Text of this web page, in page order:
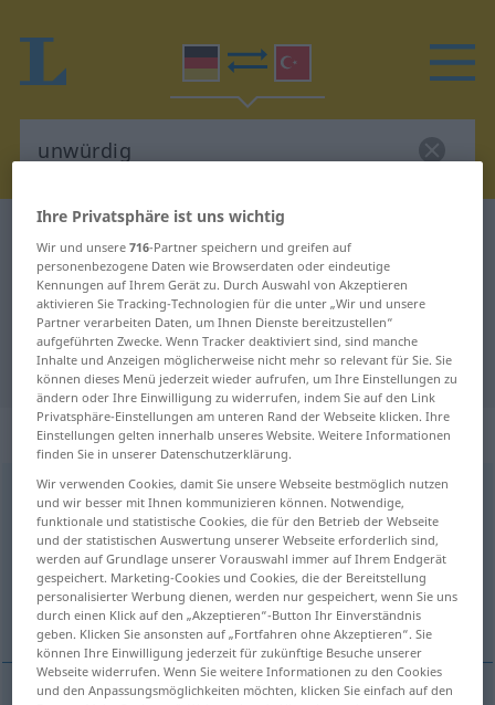
Deutsch-Türkisch Übersetzung für
"unwürdig"
"unwürdig" Türkisch Übersetzung
„unwürdig“: Adjektiv, adjektivisch
unwürdigadj
Übersicht aller Übersetzungen
(Für mehr Details die Übersetzung anklicken/antippen)
layık olmayan, yaraşmayan
Ihre Privatsphäre ist uns wichtig
Wir und unsere716-Partner speichern und greifen auf
personenbezogene Daten wie Browserdaten oder eindeutige
Kennungen auf Ihrem Gerät zu. Durch Auswahl von Akzeptieren
aktivieren Sie Tracking-Technologien für die unter „Wir und unsere
Partner verarbeiten Daten, um Ihnen Dienste bereitzustellen“
aufgeführten Zwecke. Wenn Tracker deaktiviert sind, sind manche
Inhalte und Anzeigen möglicherweise nicht mehr so relevant für Sie. Sie
können dieses Menü jederzeit wieder aufrufen, um Ihre Einstellungen zu
ändern oder Ihre Einwilligung zu widerrufen, indem Sie auf den Link
Privatsphäre-Einstellungen am unteren Rand der Webseite klicken. Ihre
Einstellungen gelten innerhalb unseres Website. Weitere Informationen
finden Sie in unserer Datenschutzerklärung.
Wir verwenden Cookies, damit Sie unsere Webseite bestmöglich nutzen
und wir besser mit Ihnen kommunizieren können. Notwendige,
funktionale und statistische Cookies, die für den Betrieb der Webseite
und der statistischen Auswertung unserer Webseite erforderlich sind,
werden auf Grundlage unserer Vorauswahl immer auf Ihrem Endgerät
gespeichert. Marketing-Cookies und Cookies, die der Bereitstellung
personalisierter Werbung dienen, werden nur gespeichert, wenn Sie uns
durch einen Klick auf den „Akzeptieren“-Button Ihr Einverständnis
geben. Klicken Sie ansonsten auf „Fortfahren ohne Akzeptieren“. Sie
können Ihre Einwilligung jederzeit für zukünftige Besuche unserer
Webseite widerrufen. Wenn Sie weitere Informationen zu den Cookies
und den Anpassungsmöglichkeiten möchten, klicken Sie einfach auf den